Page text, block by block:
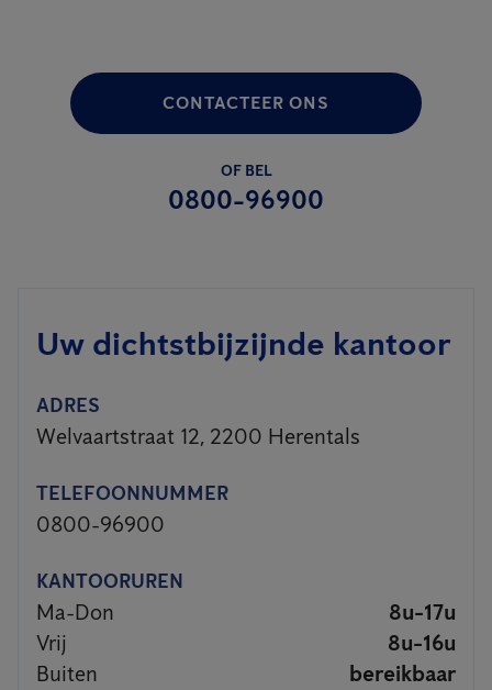
CONTACTEER ONS
OF BEL
0800-96900
Uw dichtstbijzijnde kantoor
ADRES
Welvaartstraat 12, 2200 Herentals
TELEFOONNUMMER
0800-96900
KANTOORUREN
Ma-Don
8u-17u
Vrij
8u-16u
Buiten
bereikbaar